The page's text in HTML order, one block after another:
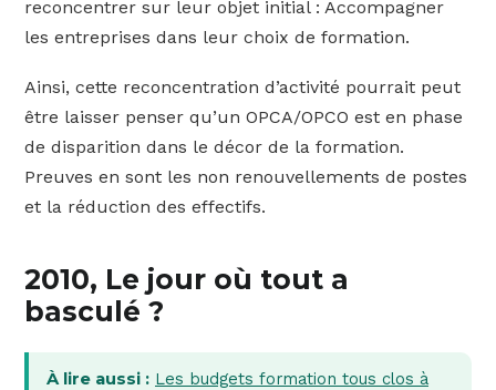
reconcentrer sur leur objet initial : Accompagner
les entreprises dans leur choix de formation.
Ainsi, cette reconcentration d’activité pourrait peut
être laisser penser qu’un OPCA/OPCO est en phase
de disparition dans le décor de la formation.
Preuves en sont les non renouvellements de postes
et la réduction des effectifs.
2010, Le jour où tout a
basculé ?
À lire aussi : Les budgets formation tous clos à